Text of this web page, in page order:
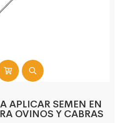
APLICAR SEMEN EN
OVINOS Y CABRAS